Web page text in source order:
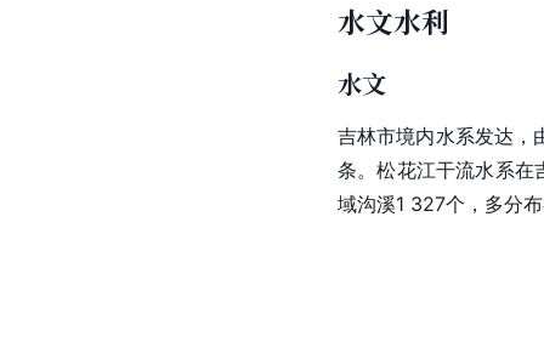
水文水利
水文
吉林市境内水系发达，
条。松花江干流水系在
域沟溪1 327个，多分